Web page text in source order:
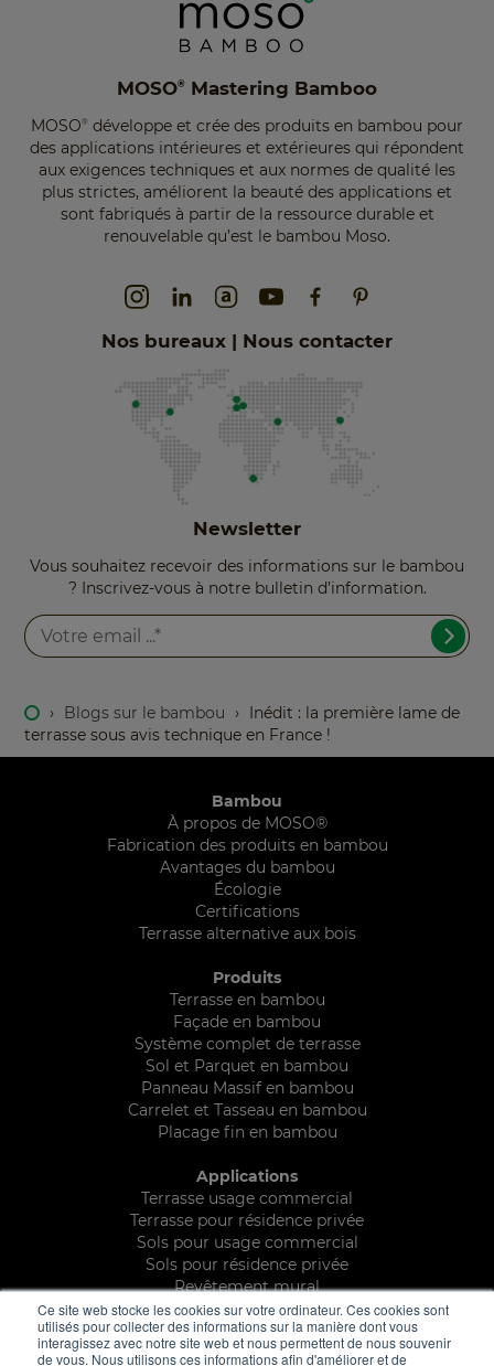
Ce site web stocke les cookies sur votre ordinateur. Ces cookies sont
utilisés pour collecter des informations sur la manière dont vous
interagissez avec notre site web et nous permettent de nous souvenir
de vous. Nous utilisons ces informations afin d'améliorer et de
MOSO® Mastering Bamboo
MOSO® développe et crée des produits en bambou pour
des applications intérieures et extérieures qui répondent
aux exigences techniques et aux normes de qualité les
plus strictes, améliorent la beauté des applications et
sont fabriqués à partir de la ressource durable et
renouvelable qu’est le bambou Moso.
Nos bureaux | Nous contacter
Newsletter
Vous souhaitez recevoir des informations sur le bambou
? Inscrivez-vous à notre bulletin d’information.
› Blogs sur le bambou ›
Inédit : la première lame de
terrasse sous avis technique en France !
Bambou
À propos de MOSO®
Fabrication des produits en bambou
Avantages du bambou
Écologie
Certifications
Terrasse alternative aux bois
Produits
Terrasse en bambou
Façade en bambou
Système complet de terrasse
Sol et Parquet en bambou
Panneau Massif en bambou
Carrelet et Tasseau en bambou
Placage fin en bambou
Applications
Terrasse usage commercial
Terrasse pour résidence privée
Sols pour usage commercial
Sols pour résidence privée
Revêtement mural
Applications en bambou
Documentations